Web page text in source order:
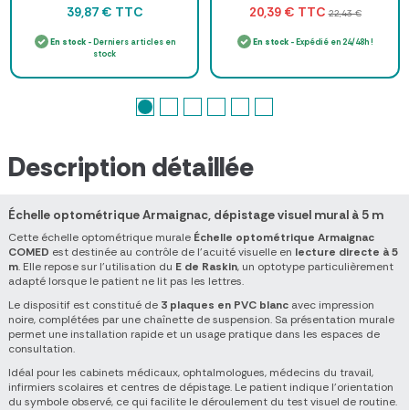
39,87 € TTC
En stock- Derniers articles en
stock
20,39 € TTC 22,43 €
En stock- Expédié en 24/48h !
Description détaillée
Échelle optométrique Armaignac, dépistage visuel mural à 5 m
Cette échelle optométrique murale Échelle optométrique Armaignac
COMED est destinée au contrôle de l’acuité visuelle en lecture directe à 5
m. Elle repose sur l’utilisation du E de Raskin, un optotype particulièrement
adapté lorsque le patient ne lit pas les lettres.
Le dispositif est constitué de 3 plaques en PVC blanc avec impression
noire, complétées par une chaînette de suspension. Sa présentation murale
permet une installation rapide et un usage pratique dans les espaces de
consultation.
Idéal pour les cabinets médicaux, ophtalmologues, médecins du travail,
infirmiers scolaires et centres de dépistage. Le patient indique l’orientation
du symbole observé, ce qui facilite le déroulement du test visuel de routine.